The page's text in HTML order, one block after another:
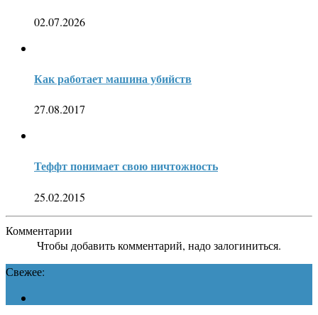
02.07.2026
Как работает машина убийств
27.08.2017
Теффт понимает свою ничтожность
25.02.2015
Комментарии
Чтобы добавить комментарий, надо залогиниться.
Свежее: